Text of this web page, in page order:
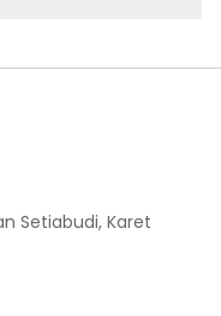
Setiabudi, Karet